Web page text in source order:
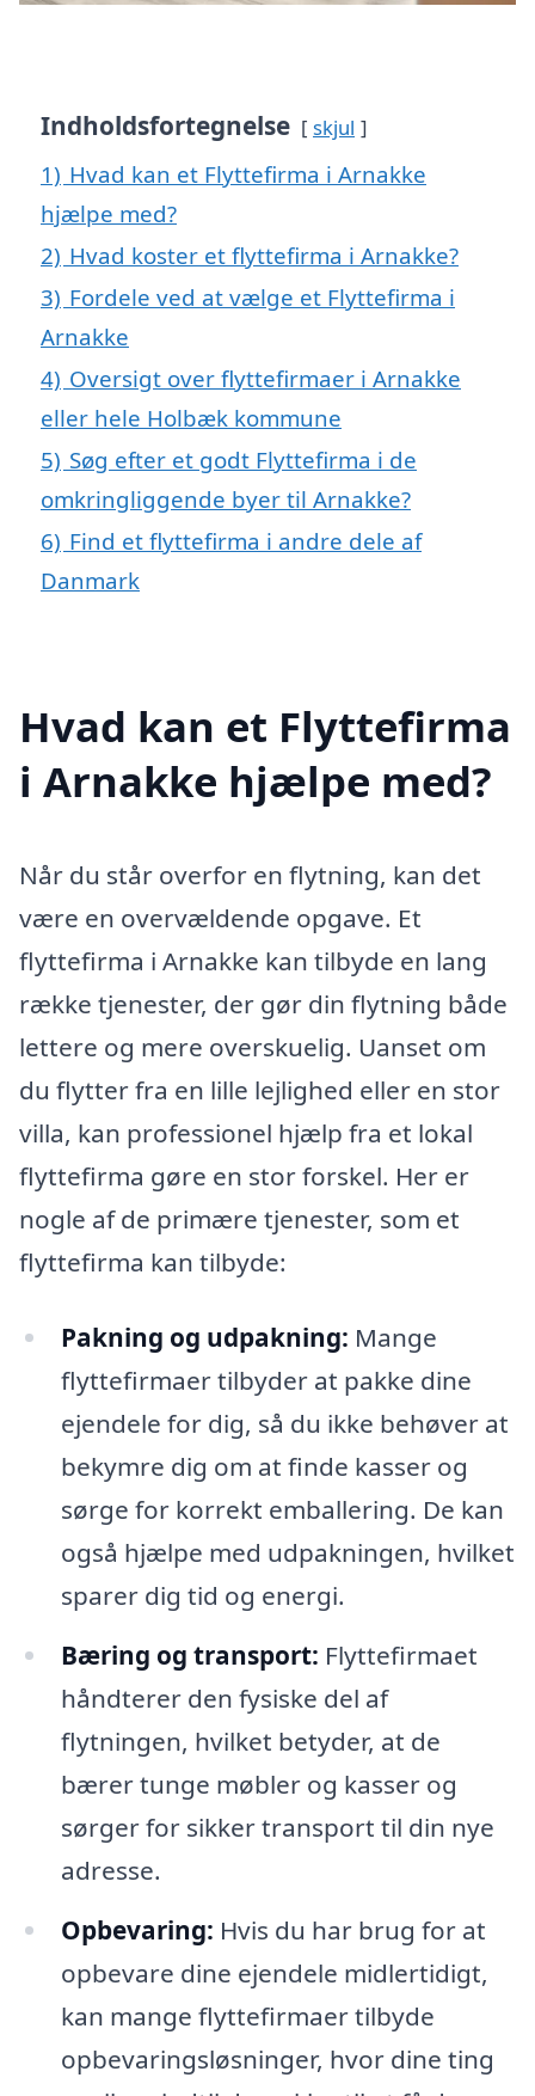
Indholdsfortegnelse skjul
1) Hvad kan et Flyttefirma i Arnakke
hjælpe med?
2) Hvad koster et flyttefirma i Arnakke?
3) Fordele ved at vælge et Flyttefirma i
Arnakke
4) Oversigt over flyttefirmaer i Arnakke
eller hele Holbæk kommune
5) Søg efter et godt Flyttefirma i de
omkringliggende byer til Arnakke?
6) Find et flyttefirma i andre dele af
Danmark
Hvad kan et Flyttefirma
i Arnakke hjælpe med?
Når du står overfor en flytning, kan det
være en overvældende opgave. Et
flyttefirma i Arnakke kan tilbyde en lang
række tjenester, der gør din flytning både
lettere og mere overskuelig. Uanset om
du flytter fra en lille lejlighed eller en stor
villa, kan professionel hjælp fra et lokal
flyttefirma gøre en stor forskel. Her er
nogle af de primære tjenester, som et
flyttefirma kan tilbyde:
Pakning og udpakning: Mange
flyttefirmaer tilbyder at pakke dine
ejendele for dig, så du ikke behøver at
bekymre dig om at finde kasser og
sørge for korrekt emballering. De kan
også hjælpe med udpakningen, hvilket
sparer dig tid og energi.
Bæring og transport: Flyttefirmaet
håndterer den fysiske del af
flytningen, hvilket betyder, at de
bærer tunge møbler og kasser og
sørger for sikker transport til din nye
adresse.
Opbevaring: Hvis du har brug for at
opbevare dine ejendele midlertidigt,
kan mange flyttefirmaer tilbyde
opbevaringsløsninger, hvor dine ting